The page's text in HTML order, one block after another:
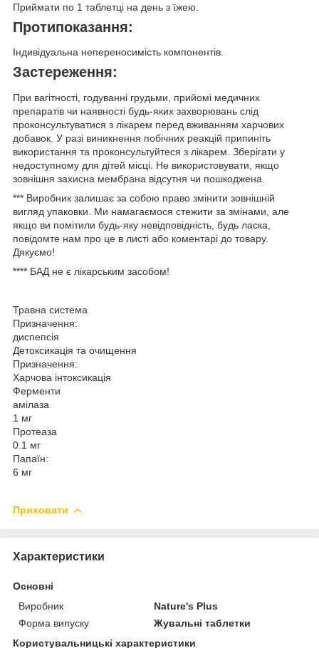
Приймати по 1 таблетці на день з їжею.
Протипоказання:
Індивідуальна непереносимість компонентів.
Застереження:
При вагітності, годуванні грудьми, прийомі медичних
препаратів чи наявності будь-яких захворювань слід
проконсультуватися з лікарем перед вживанням харчових
добавок. У разі виникнення побічних реакцій припиніть
використання та проконсультуйтеся з лікарем. Зберігати у
недоступному для дітей місці. Не використовувати, якщо
зовнішня захисна мембрана відсутня чи пошкоджена.
*** Виробник залишає за собою право змінити зовнішній
вигляд упаковки. Ми намагаємося стежити за змінами, але
якщо ви помітили будь-яку невідповідність, будь ласка,
повідомте нам про це в листі або коментарі до товару.
Дякуємо!
**** БАД не є лікарським засобом!
Травна система
Призначення:
диспепсія
Детоксикація та очищення
Призначення:
Харчова інтоксикація
Ферменти
амілаза
1 мг
Протеаза
0.1 мг
Папаїн:
6 мг
Приховати
Характеристики
Основні
Виробник
Nature's Plus
Форма випуску
Жувальні таблетки
Користувальницькі характеристики